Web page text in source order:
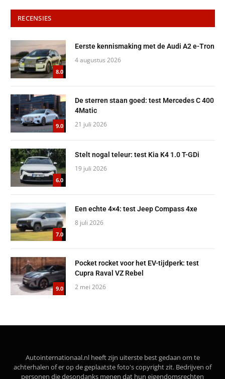
RECENSIES
8.0
Eerste kennismaking met de Audi A2 e-Tron
4 augustus 2026
9.0
De sterren staan goed: test Mercedes C 400
4Matic
21 juli 2026
6.0
Stelt nogal teleur: test Kia K4 1.0 T-GDi
19 juli 2026
7.0
Een echte 4×4: test Jeep Compass 4xe
8 juli 2026
9.0
Pocket rocket voor het EV-tijdperk: test
Cupra Raval VZ Rebel
2 mei 2026
Autointernationaal.nl heeft zijn uiterste best gedaan om te
achterhalen of er op de geplaatste foto's copyright zit. Bedrijven of
personen die desondanks menen dat hun eigendomsrechten